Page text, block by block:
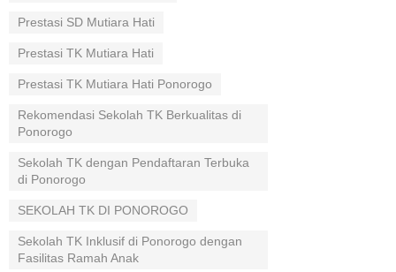
Prestasi SD Mutiara Hati
Prestasi TK Mutiara Hati
Prestasi TK Mutiara Hati Ponorogo
Rekomendasi Sekolah TK Berkualitas di
Ponorogo
Sekolah TK dengan Pendaftaran Terbuka
di Ponorogo
SEKOLAH TK DI PONOROGO
Sekolah TK Inklusif di Ponorogo dengan
Fasilitas Ramah Anak